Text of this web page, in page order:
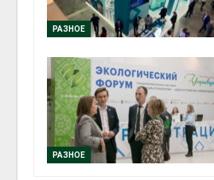
РАЗНОЕ
РАЗНОЕ